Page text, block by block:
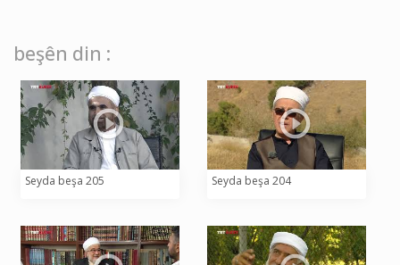
beşên din :
Seyda beşa 205 Seyda beşa 204